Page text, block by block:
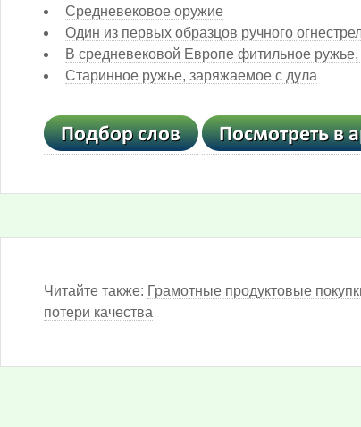
Средневековое оружие
Один из первых образцов ручного
В средневековой Европе фитильное
Старинное ружье, заряжаемое с дула
Читайте также: Грамотные продуктовые
потери качества